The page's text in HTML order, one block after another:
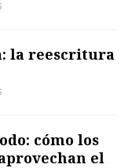
la reescritura
cómo los
el